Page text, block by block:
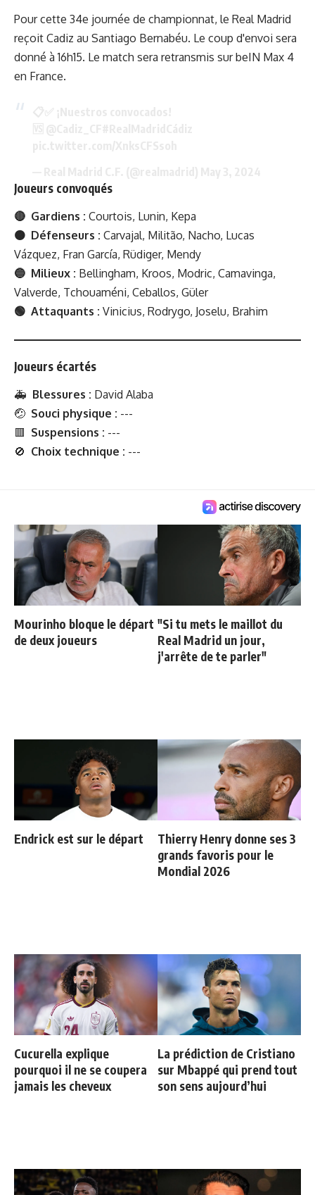
Pour cette 34e journée de championnat, le Real Madrid
reçoit Cadiz au Santiago Bernabéu. Le coup d'envoi sera
donné à 16h15. Le match sera retransmis sur beIN Max 4
en France.
Joueurs convoqués
🔴 Gardiens : Courtois, Lunin, Kepa
🟠 Défenseurs : Carvajal, Militão, Nacho, Lucas
Vázquez, Fran García, Rüdiger, Mendy
🔵 Milieux : Bellingham, Kroos, Modric, Camavinga,
Valverde, Tchouaméni, Ceballos, Güler
🟢 Attaquants : Vinicius, Rodrygo, Joselu, Brahim
Joueurs écartés
🚑 Blessures : David Alaba
🤕 Souci physique : ---
🟥 Suspensions : ---
🚫 Choix technique : ---
Mourinho bloque le départ
de deux joueurs
"Si tu mets le maillot du
Real Madrid un jour,
j'arrête de te parler"
Endrick est sur le départ
Thierry Henry donne ses 3
grands favoris pour le
Mondial 2026
Cucurella explique
pourquoi il ne se coupera
jamais les cheveux
La prédiction de Cristiano
sur Mbappé qui prend tout
son sens aujourd’hui